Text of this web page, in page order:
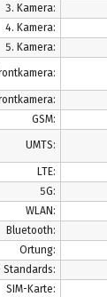
3. Kamera:
4. Kamera:
5. Kamera:
GSM:
UMTS:
LTE:
5G:
WLAN:
Bluetooth:
Ortung:
Standards:
SIM-Karte: